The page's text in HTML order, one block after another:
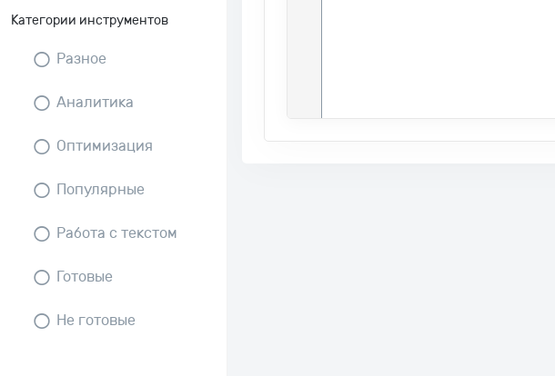
Категории инструментов
Разное
Аналитика
Оптимизация
Популярные
Работа с текстом
Готовые
Не готовые